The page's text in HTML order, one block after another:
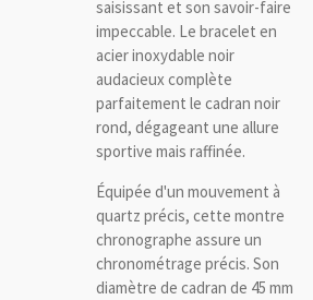
saisissant et son savoir-faire
impeccable. Le bracelet en
acier inoxydable noir
audacieux complète
parfaitement le cadran noir
rond, dégageant une allure
sportive mais raffinée.
Équipée d'un mouvement à
quartz précis, cette montre
chronographe assure un
chronométrage précis. Son
diamètre de cadran de 45 mm